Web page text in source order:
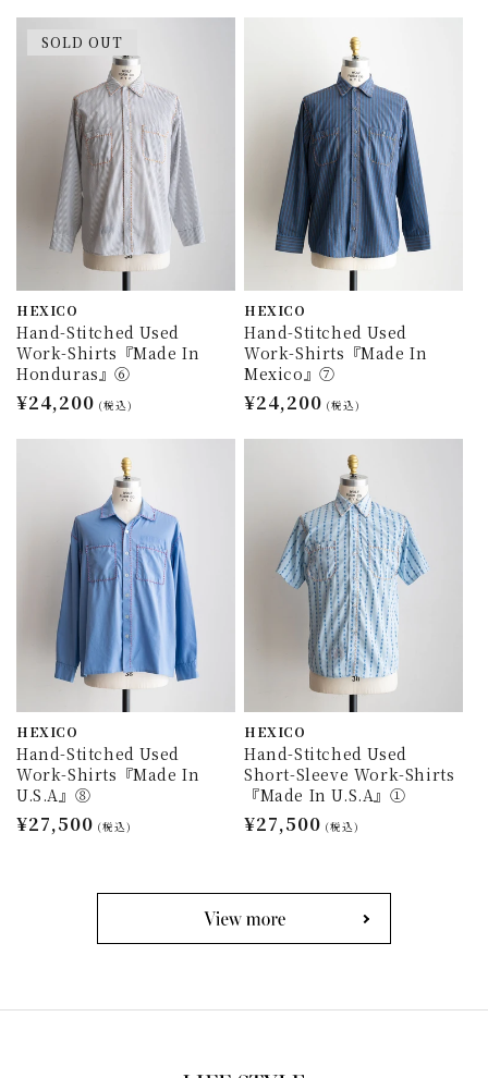
格
SOLD OUT
HEXICO
Hand-Stitched Used
Work-Shirts『Made In
Honduras』⑥
通
¥24,200 (税込)
HEXICO
Hand-Stitched Used
Work-Shirts『Made In
Mexico』⑦
通
¥24,200 (税込)
HEXICO
Hand-Stitched Used
Work-Shirts『Made In
U.S.A』⑧
通
¥27,500 (税込)
HEXICO
Hand-Stitched Used
Short-Sleeve Work-Shirts
『Made In U.S.A』①
通
格
¥27,500 (税込)